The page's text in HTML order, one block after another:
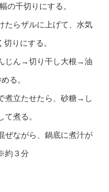
の千切りにする。
らザルに上げて、水気
りにする。
じん→切り干し大根→油
る。
立たせたら、砂糖→し
て煮る。
ながら、鍋底に煮汁が
約３分